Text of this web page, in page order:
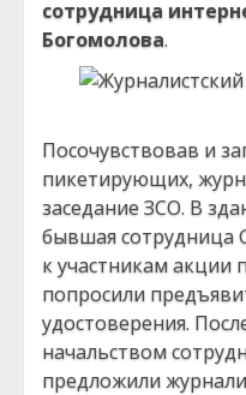
сотрудница
Богомолова.
Посочувствовав и
пикетирующих,
заседание ЗСО. В
бывшая сотрудница
к участникам
попросили
удостоверения.
начальством
предложили